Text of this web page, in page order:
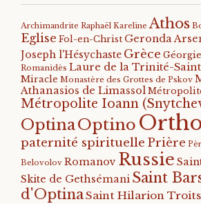
Archimandrite Raphaël Kareline Athos
Eglise Fol-en-Christ Geronda
Joseph l'Hésychaste Grèce Géorgie
Romanidès Laure de la Trinité-Saint
Miracle Monastère des Grottes de Pskov
Athanasios de Limassol
Métropolite Ioann
OptinaOptino
paternité spirituelle Prière
Belovolov Romanov Russie
Skite de Gethsémani Saint
d'OptinaSaint Hilarion